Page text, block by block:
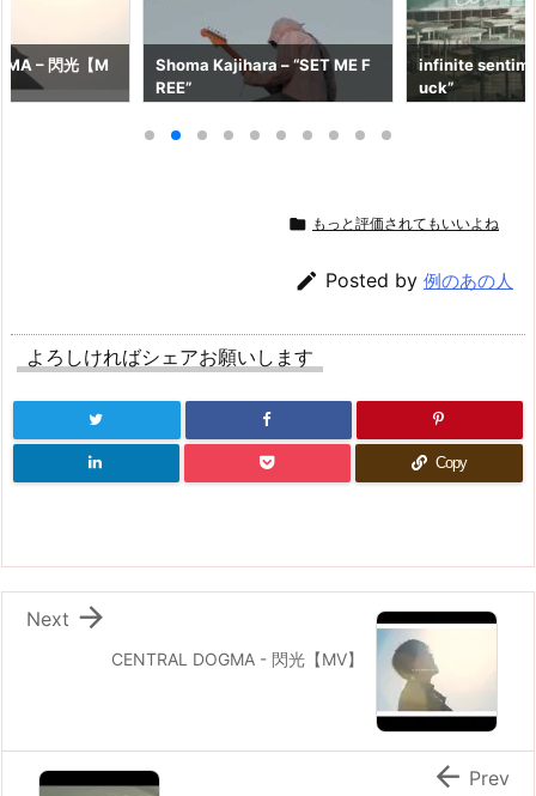
– 閃光【M
Shoma Kajihara – “SET ME F
REE”
infinite
uck”
 もっと評価されてもいいよね
 Posted by 例のあの人
よろしければシェアお願いします
Copy
CENTRAL DOGMA - 閃光【MV】

Next
 Prev